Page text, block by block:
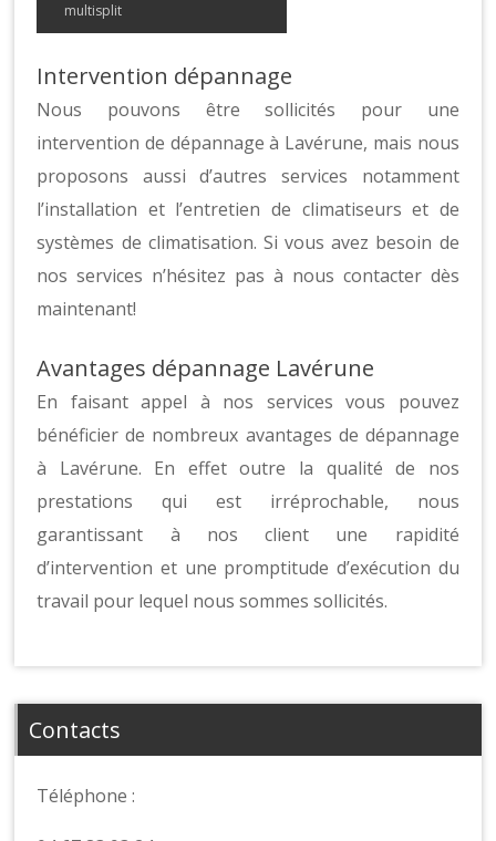
multisplit
Intervention dépannage
Nous pouvons être sollicités pour une
intervention de dépannage à Lavérune, mais nous
proposons aussi d’autres services notamment
l’installation et l’entretien de climatiseurs et de
systèmes de climatisation. Si vous avez besoin de
nos services n’hésitez pas à nous contacter dès
maintenant!
Avantages dépannage Lavérune
En faisant appel à nos services vous pouvez
bénéficier de nombreux avantages de dépannage
à Lavérune. En effet outre la qualité de nos
prestations qui est irréprochable, nous
garantissant à nos client une rapidité
d’intervention et une promptitude d’exécution du
travail pour lequel nous sommes sollicités.
Contacts
Téléphone :